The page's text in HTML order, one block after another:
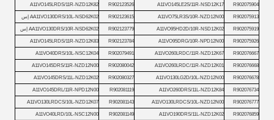
R902075904
A11VO145LE2S/11R-NSD12K17
R902123526
A11VO145LRDS/11R-NZD12K82
R902075913
A11VO75LR3S/10R-NZD12N00
R902123615 AA11VO130DRS/10L-NSD62K02 إس
R902075919
A11VO95HD2D/10R-NSD12K02
R902123779 AA11VO130DRS/10R-NSD62K02 إس
R902075926
A11VO95DRG/10R-NPD12N00
R902123784
A11VO145LRDS/11R-NZD12K83
R902076667
A11VO260LRDC/11R-NZD12K67
R902079491
A11VO40DRS/10L-NSC12K04
R902076668
A11VO260LRDC/11R-NZD12K01
R902080042
A11VO145DRS/11R-NZD12N00
R902076678
A11VO130LG2D/10L-NZD12N00
R902080327
A11VO145DRS/11L-NZD12K02
R902076734
A11VO260DRS/11L-NZD12K84
R902081119
A11VO145DRL/11R-NPD12N00
R902076777
A11VO130LRDCS/10L-NZD12N00
R902081143
A11VO130LRDCS/10L-NZD12K07
R902076859
A11VO190DRS/11L-NZD12K02
R902081149
A11VO40LRD/10L-NSC12N00